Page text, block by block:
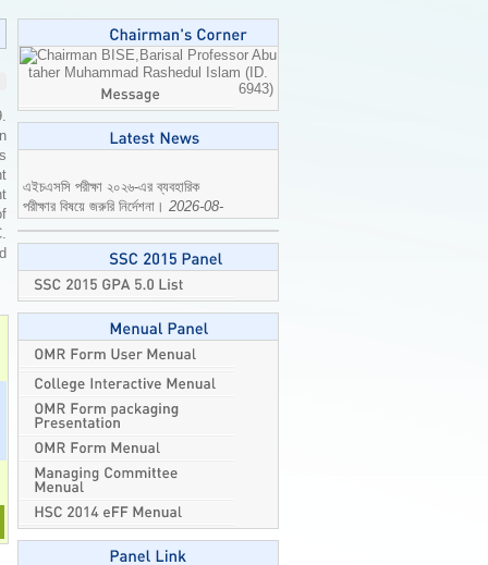
Professor Abu
taher Muhammad Rashedul Islam (ID.
6943)
পরীক্ষার বিষয়ে জরুরি নির্দেশনা।2026-08-
04